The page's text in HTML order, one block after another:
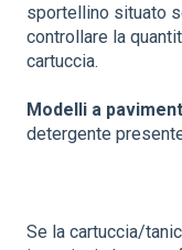
sportellino situato
controllare la
cartuccia.
Modelli a
detergente
Se la cartuccia/